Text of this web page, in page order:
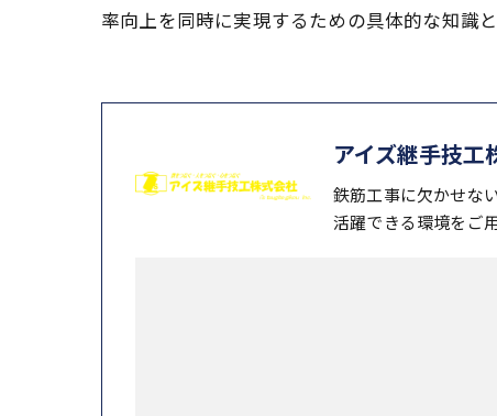
率向上を同時に実現するための具体的な知識
アイズ継手技工
鉄筋工事に欠かせな
活躍できる環境をご